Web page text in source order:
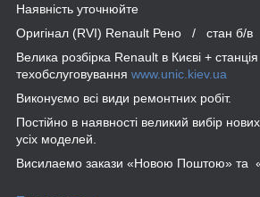
Наявність уточнюйте
Оригінал (RVI) Renault Рено / стан б/в
Велика розбірка Renault в Києві + станція
техобслуговування www.unic.kiev.ua
Виконуємо всі види ремонтних робіт.
Постійно в наявності великий вибір
усіх моделей.
Висилаемо закази «Новою Поштою» та